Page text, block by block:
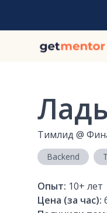
Тимлид @
Backend
Опыт: 10+ лет
Цена (за час):